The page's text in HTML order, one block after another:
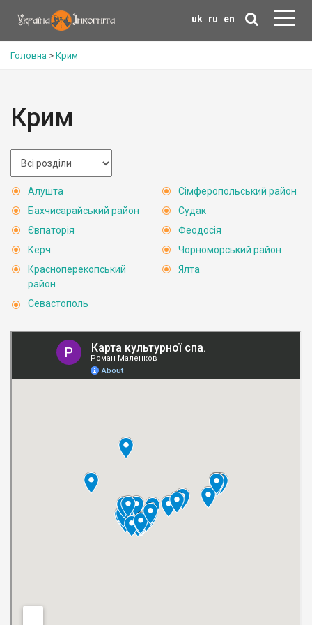
uk ru en
Головна > Крим
Крим
Алушта
Бахчисарайський район
Євпаторія
Керч
Красноперекопський
район
Севастополь
Сімферопольський район
Судак
Феодосія
Чорноморський район
Ялта